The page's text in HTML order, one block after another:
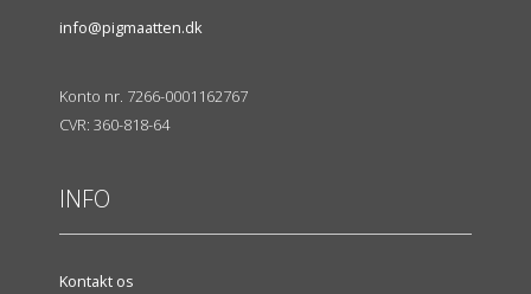
info@pigmaatten.dk
Konto nr. 7266-0001162767
CVR: 360-818-64
INFO
Kontakt os